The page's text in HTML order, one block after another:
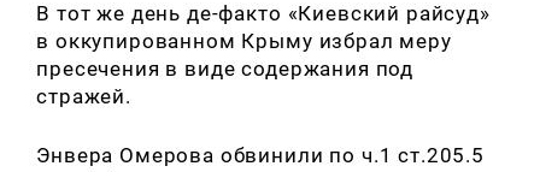
В тот же день де-факто «Киевский райсуд»
в оккупированном Крыму избрал меру
пресечения в виде содержания под
стражей.
Энвера Омерова обвинили по ч.1 ст.205.5